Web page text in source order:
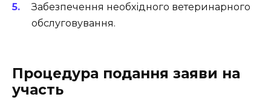
Забезпечення необхідного ветеринарного
обслуговування.
Процедура подання заяви на
участь